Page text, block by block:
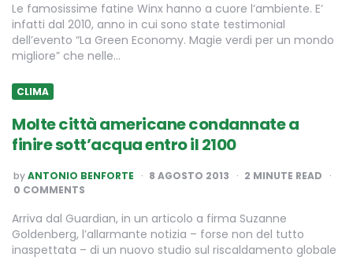
Le famosissime fatine Winx hanno a cuore l’ambiente. E’
infatti dal 2010, anno in cui sono state testimonial
dell’evento “La Green Economy. Magie verdi per un mondo
migliore” che nelle…
CLIMA
Molte città americane condannate a
finire sott’acqua entro il 2100
POSTED
BY
byANTONIO BENFORTE 8 AGOSTO 2013 2 MINUTE READ
0 COMMENTS
Arriva dal Guardian, in un articolo a firma Suzanne
Goldenberg, l’allarmante notizia – forse non del tutto
inaspettata – di un nuovo studio sul riscaldamento globale